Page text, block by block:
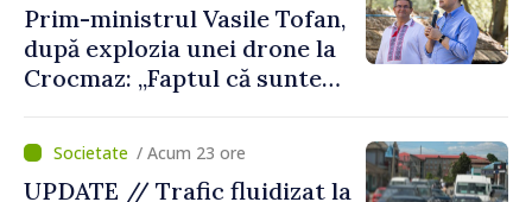
Prim-ministrul Vasile Tofan,
după explozia unei drone la
Crocmaz: „Faptul că suntem
ne protejează”
/ Acum 23 ore
UPDATE // Trafic fluidizat la